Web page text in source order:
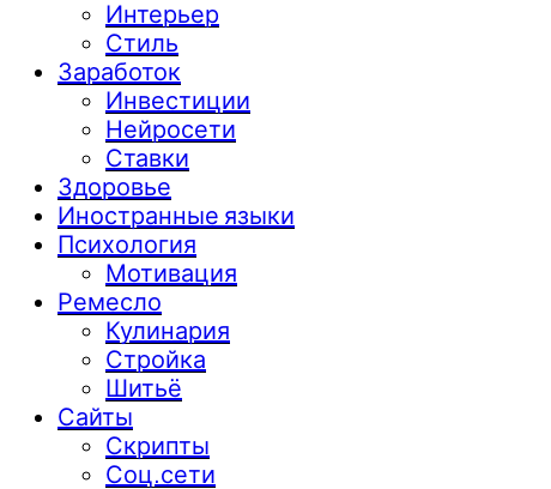
Интерьер
Стиль
Заработок
Инвестиции
Нейросети
Ставки
Здоровье
Иностранные языки
Психология
Мотивация
Ремесло
Кулинария
Стройка
Шитьё
Сайты
Скрипты
Соц.сети